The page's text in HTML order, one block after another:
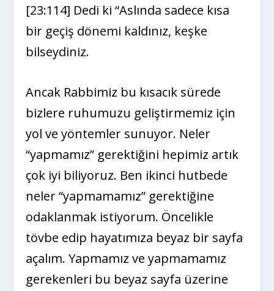
[23:114] Dedi ki “Aslında sadece kısa
bir geçiş dönemi kaldınız, keşke
bilseydiniz.
Ancak Rabbimiz bu kısacık sürede
bizlere ruhumuzu geliştirmemiz için
yol ve yöntemler sunuyor. Neler
“yapmamız” gerektiğini hepimiz artık
çok iyi biliyoruz. Ben ikinci hutbede
neler “yapmamamız” gerektiğine
odaklanmak istiyorum. Öncelikle
tövbe edip hayatımıza beyaz bir sayfa
açalım. Yapmamız ve yapmamamız
gerekenleri bu beyaz sayfa üzerine